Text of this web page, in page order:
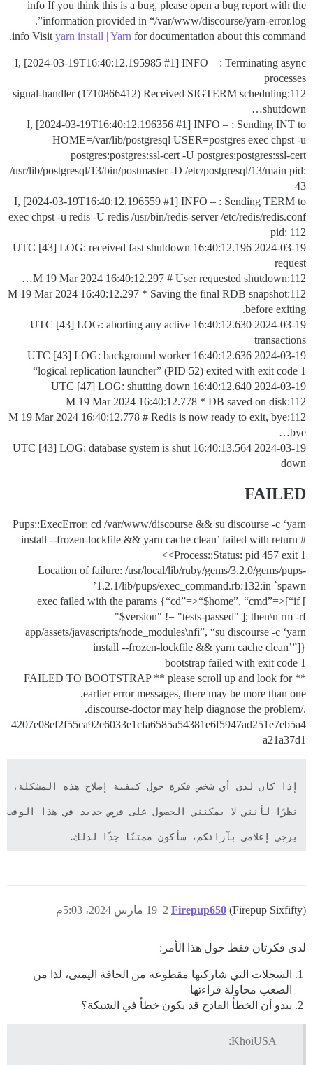
info If you think this is a bug, please open a bug report with the
information provided in “/var/www/discourse/yarn-error.log”.
info Visit yarn install | Yarn for documentation about this command.
I, [2024-03-19T16:40:12.195985 #1] INFO – : Terminating async
processes
112:signal-handler (1710866412) Received SIGTERM scheduling
shutdown…
I, [2024-03-19T16:40:12.196356 #1] INFO – : Sending INT to
HOME=/var/lib/postgresql USER=postgres exec chpst -u
postgres:postgres:ssl-cert -U postgres:postgres:ssl-cert
/usr/lib/postgresql/13/bin/postmaster -D /etc/postgresql/13/main pid:
43
I, [2024-03-19T16:40:12.196559 #1] INFO – : Sending TERM to
exec chpst -u redis -U redis /usr/bin/redis-server /etc/redis/redis.conf
pid: 112
2024-03-19 16:40:12.196 UTC [43] LOG: received fast shutdown
request
112:M 19 Mar 2024 16:40:12.297 # User requested shutdown…
112:M 19 Mar 2024 16:40:12.297 * Saving the final RDB snapshot
before exiting.
2024-03-19 16:40:12.630 UTC [43] LOG: aborting any active
transactions
2024-03-19 16:40:12.636 UTC [43] LOG: background worker
“logical replication launcher” (PID 52) exited with exit code 1
2024-03-19 16:40:12.640 UTC [47] LOG: shutting down
112:M 19 Mar 2024 16:40:12.778 * DB saved on disk
112:M 19 Mar 2024 16:40:12.778 # Redis is now ready to exit, bye
bye…
2024-03-19 16:40:13.564 UTC [43] LOG: database system is shut
down
FAILED
Pups::ExecError: cd /var/www/discourse && su discourse -c ‘yarn
install --frozen-lockfile && yarn cache clean’ failed with return #
<Process::Status: pid 457 exit 1>
Location of failure: /usr/local/lib/ruby/gems/3.2.0/gems/pups-
1.2.1/lib/pups/exec_command.rb:132:in `spawn’
exec failed with the params {“cd”=>“$home”, “cmd”=>[“if [
"$version" != "tests-passed" ]; then\n rm -rf
app/assets/javascripts/node_modules\nfi”, “su discourse -c ‘yarn
install --frozen-lockfile && yarn cache clean’”]}
bootstrap failed with exit code 1
** FAILED TO BOOTSTRAP ** please scroll up and look for
earlier error messages, there may be more than one.
./discourse-doctor may help diagnose the problem.
4207e08ef2f55ca92e6033e1cfa6585a54381e6f5947ad251e7eb5a4
a21a37d1
يرجى إعلامي بآرائكم، سأكون ممتنًا جدًا لذلك.
Firepup650 (Firepup Sixfifty) 19 مارس 2024، 5:03م 2
لدي فكرتان فقط حول هذا الأمر:
السجلات التي شاركتها مقطوعة من الحافة اليمنى، لذا من
الصعب محاولة قراءتها
يبدو أن الخطأ الفادح قد يكون خطأ في الشبكة؟
KhoiUSA: